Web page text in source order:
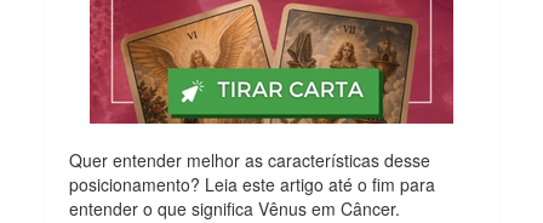
Quer entender melhor as características desse
posicionamento? Leia este artigo até o fim para
entender o que significa Vênus em Câncer.